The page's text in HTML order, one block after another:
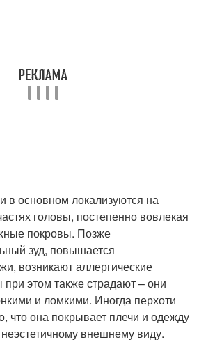
в основном локализуются на
головы, постепенно вовлекая
покровы. Позже
зуд, повышается
возникают аллергические
этом также страдают – они
и ломкими. Иногда перхоти
что она покрывает плечи и одежду
внешнему виду.